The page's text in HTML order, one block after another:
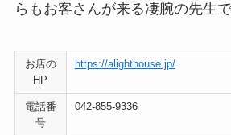
らもお客さんが来る凄腕の先生で
お店の
HP
https://alighthouse.jp/
電話番
号
042-855-9336